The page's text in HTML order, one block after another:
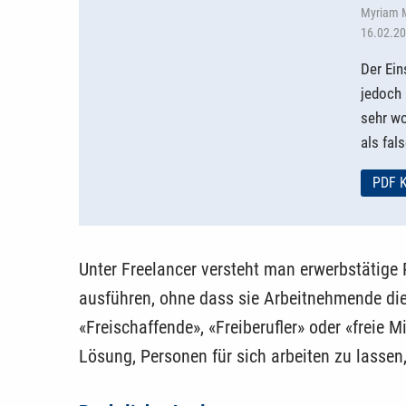
Myriam
Der
jedoch
sehr
als
PDF
Unter Freelancer versteht man
ausführen, ohne dass sie Arbeitnehmende
«Freischaffende», «Freiberufler» oder «freie
Lösung, Personen für sich ar­beiten zu